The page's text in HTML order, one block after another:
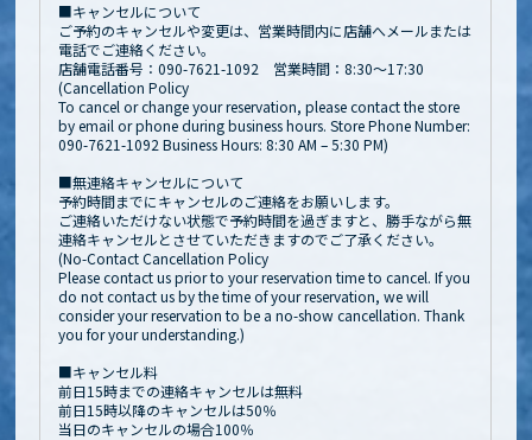
■キャンセルについて
ご予約のキャンセルや変更は、営業時間内に店舗へメールまたは
電話でご連絡ください。
店舗電話番号：090-7621-1092 営業時間：8:30～17:30
(Cancellation Policy
To cancel or change your reservation, please contact the store
by email or phone during business hours. Store Phone Number:
090-7621-1092 Business Hours: 8:30 AM – 5:30 PM)
■無連絡キャンセルについて
予約時間までにキャンセルのご連絡をお願いします。
ご連絡いただけない状態で予約時間を過ぎますと、勝手ながら無
連絡キャンセルとさせていただきますのでご了承ください。
(No-Contact Cancellation Policy
Please contact us prior to your reservation time to cancel. If you
do not contact us by the time of your reservation, we will
consider your reservation to be a no-show cancellation. Thank
you for your understanding.)
■キャンセル料
前日15時までの連絡キャンセルは無料
前日15時以降のキャンセルは50％
当日のキャンセルの場合100％